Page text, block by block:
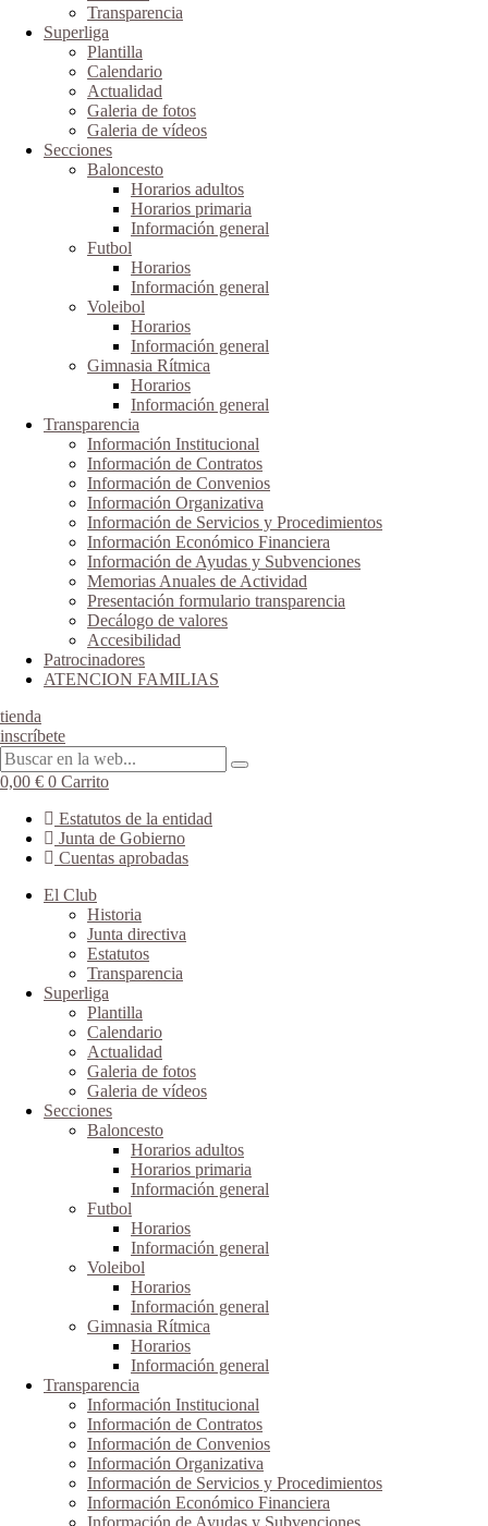
Transparencia
Superliga
Plantilla
Calendario
Actualidad
Galeria de fotos
Galeria de vídeos
Secciones
Baloncesto
Horarios adultos
Horarios primaria
Información general
Futbol
Horarios
Información general
Voleibol
Horarios
Información general
Gimnasia Rítmica
Horarios
Información general
Transparencia
Información Institucional
Información de Contratos
Información de Convenios
Información Organizativa
Información de Servicios y Procedimientos
Información Económico Financiera
Información de Ayudas y Subvenciones
Memorias Anuales de Actividad
Presentación formulario transparencia
Decálogo de valores
Accesibilidad
Patrocinadores
ATENCION FAMILIAS
tienda
inscríbete
0,00 € 0 Carrito
Estatutos de la entidad
Junta de Gobierno
Cuentas aprobadas
El Club
Historia
Junta directiva
Estatutos
Transparencia
Superliga
Plantilla
Calendario
Actualidad
Galeria de fotos
Galeria de vídeos
Secciones
Baloncesto
Horarios adultos
Horarios primaria
Información general
Futbol
Horarios
Información general
Voleibol
Horarios
Información general
Gimnasia Rítmica
Horarios
Información general
Transparencia
Información Institucional
Información de Contratos
Información de Convenios
Información Organizativa
Información de Servicios y Procedimientos
Información Económico Financiera
Información de Ayudas y Subvenciones